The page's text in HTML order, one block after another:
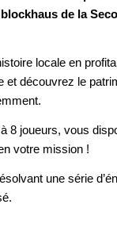
blockhaus de la
locale en
et découvrez le
8 joueurs, vous
votre mission !
une série